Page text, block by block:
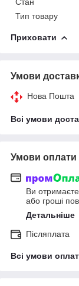
Тип товару
Приховати
Умови
Нова Пошта
Всі умови
Умови оплати
Ви
або гроші
Детальніше
Післяплата
Всі умови